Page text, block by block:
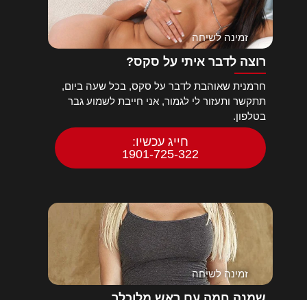
זמינה לשיחה
רוצה לדבר איתי על סקס?
חרמנית שאוהבת לדבר על סקס, בכל שעה ביום,
תתקשר ותעזור לי לגמור, אני חייבת לשמוע גבר
בטלפון.
חייג עכשיו:
1901-725-322
זמינה לשיחה